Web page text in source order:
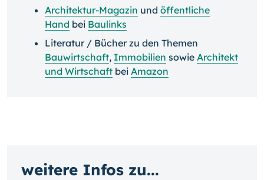
Architektur-Magazin und öffentliche
Hand bei Baulinks
Literatur / Bücher zu den Themen
Bauwirtschaft, Immobilien sowie Architekt
und Wirtschaft bei Amazon
weitere Infos zu...